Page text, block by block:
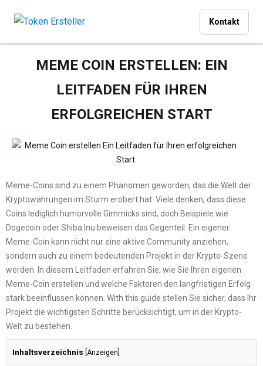
Kontakt
MEME COIN ERSTELLEN: EIN
LEITFADEN FÜR IHREN
ERFOLGREICHEN START
Meme-Coins sind zu einem Phänomen geworden, das die Welt der
Kryptowährungen im Sturm erobert hat. Viele denken, dass diese
Coins lediglich humorvolle Gimmicks sind, doch Beispiele wie
Dogecoin oder Shiba Inu beweisen das Gegenteil. Ein eigener
Meme-Coin kann nicht nur eine aktive Community anziehen,
sondern auch zu einem bedeutenden Projekt in der Krypto-Szene
werden. In diesem Leitfaden erfahren Sie, wie Sie Ihren eigenen
Meme-Coin erstellen und welche Faktoren den langfristigen Erfolg
stark beeinflussen können. With this guide stellen Sie sicher, dass Ihr
Projekt die wichtigsten Schritte berücksichtigt, um in der Krypto-
Welt zu bestehen.
Inhaltsverzeichnis Anzeigen